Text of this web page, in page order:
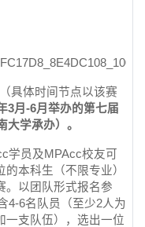
具体时间节点以该赛
3月-6月举办的第七届
大学承办）。
学员及MPAcc校友可
本科生（不限专业）
。以团队形式报名参
4-6名队员（至少2人为
一支队伍），选出一位